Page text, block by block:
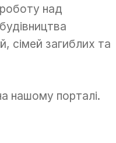
над
сімей загиблих та
нашому порталі.